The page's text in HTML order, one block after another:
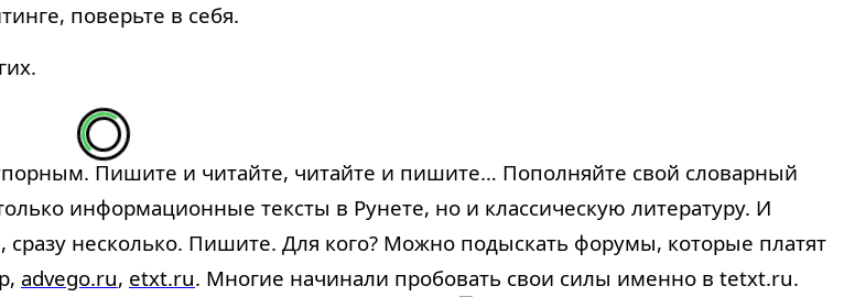
поверьте в себя.
Пишите и читайте, читайте и пишите… Пополняйте свой словарный
информационные тексты в Рунете, но и классическую литературу. И
несколько. Пишите. Для кого? Можно подыскать форумы, которые платят
advego.ru, etxt.ru. Многие начинали пробовать свои силы именно в tetxt.ru.